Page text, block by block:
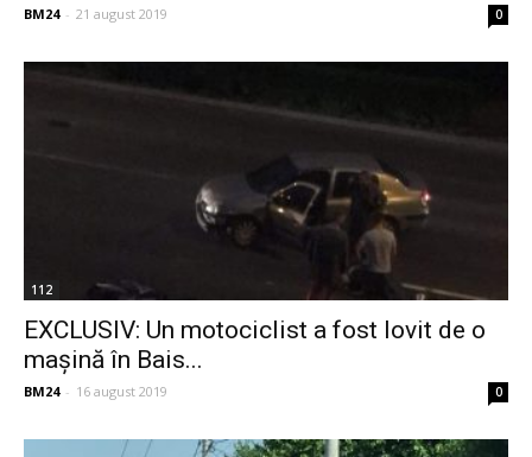
BM24 - 21 august 2019 0
112
EXCLUSIV: Un motociclist a fost lovit de o
mașină în Bais...
BM24 - 16 august 2019 0